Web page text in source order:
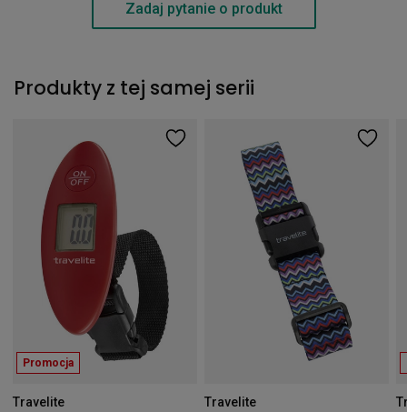
Zadaj pytanie o produkt
Produkty z tej samej serii
Promocja
Travelite
Travelite